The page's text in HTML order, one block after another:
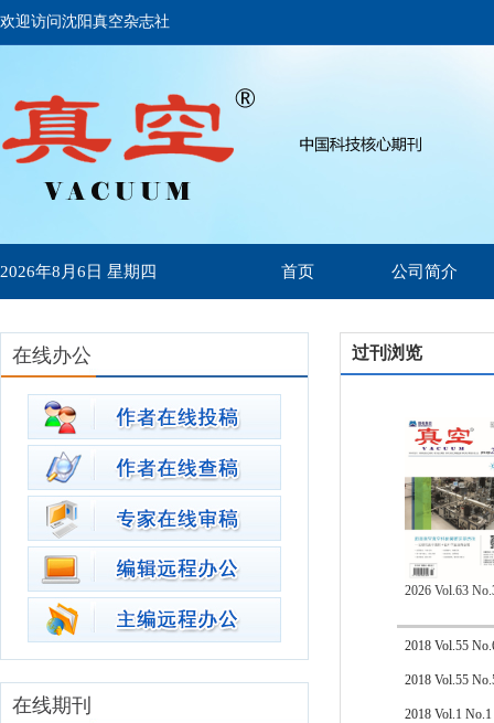
欢迎访问沈阳真空杂志社
2026年8月6日 星期四 首页 公司简介
在线办公
在线期刊
过刊浏览
2026 Vol.63
2018 Vol.55
2018 Vol.55
2018 Vol.1